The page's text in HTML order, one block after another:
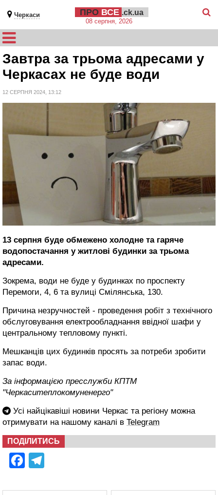
Черкаси ПРО ВСЕ .ck.ua
08 серпня, 2026
Завтра за трьома адресами у
Черкасах не буде води
12 СЕРПНЯ 2024, 13:12
13 серпня буде обмежено холодне та гаряче
водопостачання у житлові будинки за трьома
адресами.
Зокрема, води не буде у будинках по проспекту
Перемоги, 4, 6 та вулиці Смілянська, 130.
Причина незручностей - проведення робіт з технічного
обслуговування електрообладнання ввідної шафи у
центральному тепловому пункті.
Мешканців цих будинків просять за потреби зробити
запас води.
За інформацією пресслужби КПТМ
"Черкаситеплокомуненерго"
Усі найцікавіші новини Черкас та регіону можна
отримувати на нашому каналі в Telegram
ПОДІЛИТИСЬ
Facebook